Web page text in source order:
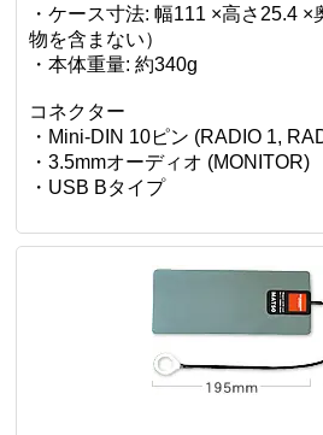
・ケース寸法: 幅111 ×高さ25.4
物を含まない）
・本体重量: 約340g
コネクター
・Mini-DIN 10ピン (RADIO 1,
・3.5mmオーディオ (MONITOR)
・USB Bタイプ